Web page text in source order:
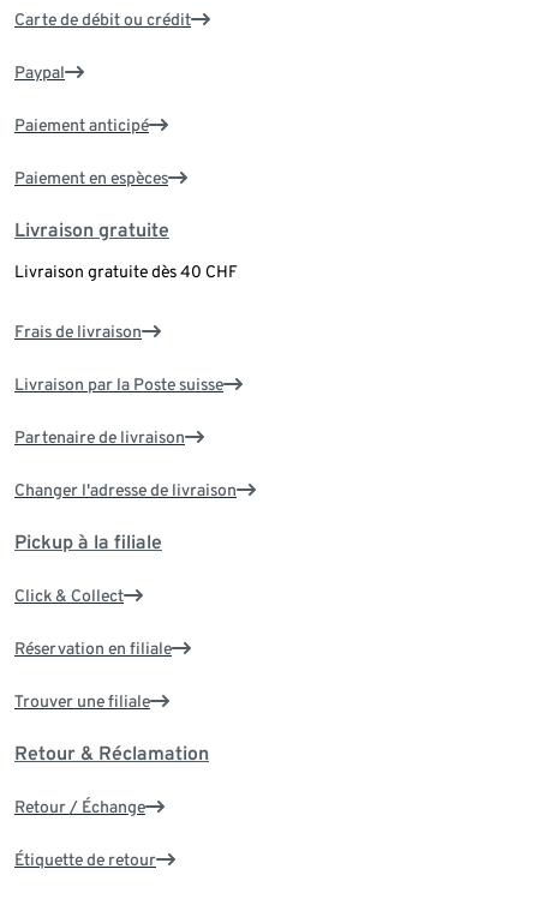
Carte de débit ou crédit
Paypal
Paiement anticipé
Paiement en espèces
Livraison gratuite
Livraison gratuite dès 40 CHF
Frais de livraison
Livraison par la Poste suisse
Partenaire de livraison
Changer l'adresse de livraison
Pickup à la filiale
Click & Collect
Réservation en filiale
Trouver une filiale
Retour & Réclamation
Retour / Échange
Étiquette de retour